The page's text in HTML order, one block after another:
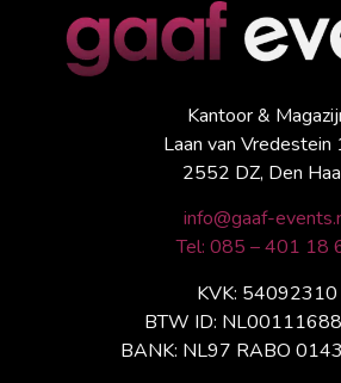
Kantoor &
Laan van Vredestein
2552 DZ, Den
info@gaaf-
Tel: 085 – 401 18
KVK: 54092310
BTW ID:
BANK: NL97 RABO